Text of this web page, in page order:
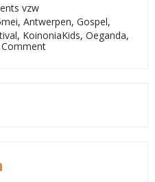
vzw
, Antwerpen, Gospel,
, KoinoniaKids, Oeganda,
on